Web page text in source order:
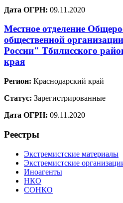
Дата ОГРН: 09.11.2020
Местное отделение
общественной
России" Тбилисского
края
Регион: Краснодарский край
Статус: Зарегистрированные
Дата ОГРН: 09.11.2020
Реестры
Экстремистские материалы
Экстремистские
Иноагенты
НКО
СОНКО